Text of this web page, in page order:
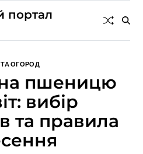
портал
ОГОРОД
на пшеницю
вибір
та правила